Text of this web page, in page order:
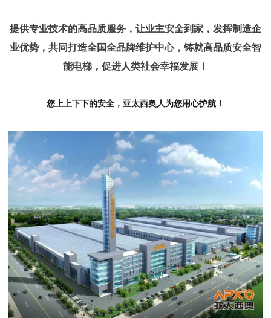
提供专业技术的高品质服务，让业主安全到家，发挥制造企
业优势，共同打造全国全品牌维护中心，铸就高品质安全智
能电梯，促进人类社会幸福发展！
您上上下下的安全，亚太西奥人为您用心护航！